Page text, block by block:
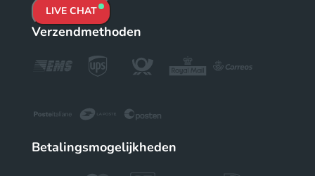
LIVE CHAT
Verzendmethoden
Betalingsmogelijkheden